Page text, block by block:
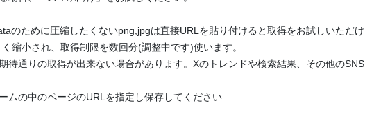
のために圧縮したくないpng,jpgは直接URLを貼り付けると取得をお試しいただけ
縮小され、取得制限を数回分(調整中です)使います。
待通りの取得が出来ない場合があります。Xのトレンドや検索結果、その他のSNS
ムの中のページのURLを指定し保存してください